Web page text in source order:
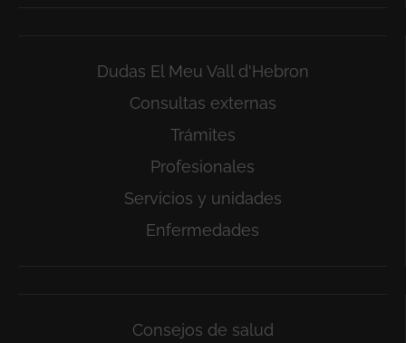
Dudas El Meu Vall d'Hebron
Consultas externas
Trámites
Profesionales
Servicios y unidades
Enfermedades
Consejos de salud